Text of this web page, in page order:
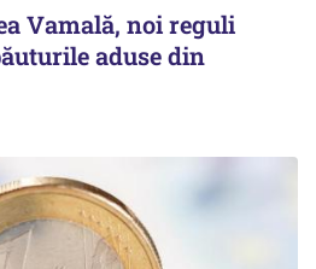
Vamală, noi reguli
aduse din